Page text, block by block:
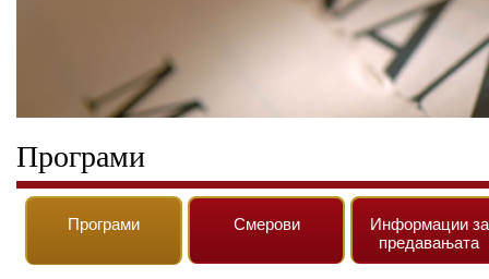
Програми
Програми Смерови
Информации за
предавањата